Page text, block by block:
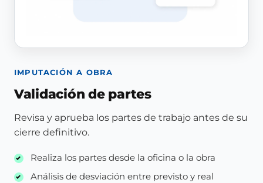
IMPUTACIÓN A OBRA
Validación de partes
Revisa y aprueba los partes de trabajo antes de su
cierre definitivo.
Realiza los partes desde la oficina o la obra
Análisis de desviación entre previsto y real